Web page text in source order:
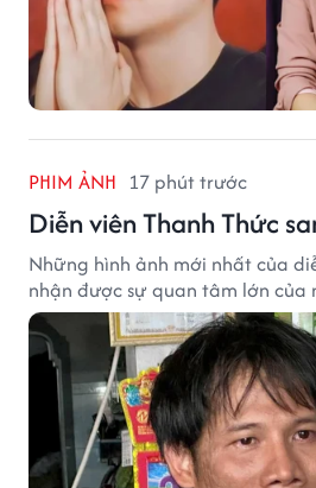
PHIM ẢNH 17 phút trước
Diễn viên Thanh Thức
Những hình ảnh mới nhất của
nhận được sự quan tâm lớn của